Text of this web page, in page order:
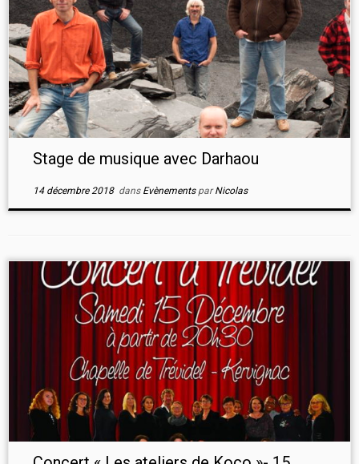
Stage de musique avec Darhaou
14 décembre 2018dans Evènements parNicolas